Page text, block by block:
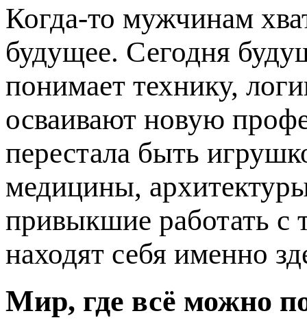
Когда-то мужчинам
будущее. Сегодня
понимает технику,
осваивают новую
перестала быть
медицины,
привыкшие работать с
находят себя именно
Мир, где всё можно